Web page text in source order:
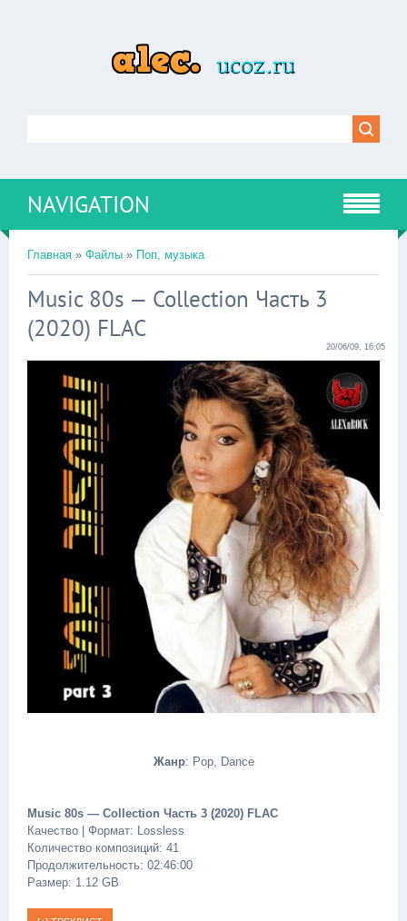
NAVIGATION
Главная » Файлы » Поп, музыка
Music 80s — Collection Часть 3
(2020) FLAC
20/06/09, 16:05
Жанр: Pop, Dance
Music 80s — Collection Часть 3 (2020) FLAC
Качество | Формат: Lossless
Количество композиций: 41
Продолжительность: 02:46:00
Размер: 1.12 GB